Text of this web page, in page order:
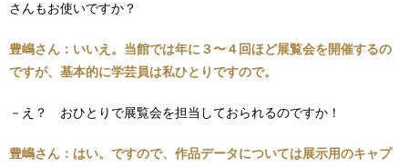
さんもお使いですか？
豊嶋さん：いいえ。当館では年に３〜４回ほど展覧会を開催するの
ですが、基本的に学芸員は私ひとりですので。
－え？ おひとりで展覧会を担当しておられるのですか！
豊嶋さん：はい。ですので、作品データについては展示用のキャプ